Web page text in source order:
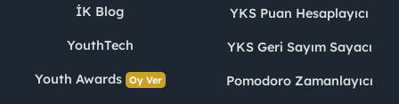
İK Blog
YouthTech
Youth Awards Oy Ver
YKS Puan Hesaplayıcı
YKS Geri Sayım Sayacı
Pomodoro Zamanlayıcı